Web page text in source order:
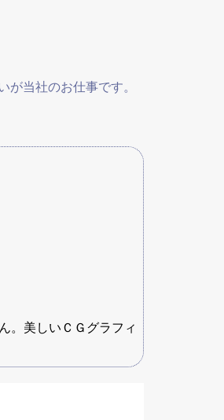
当社のお仕事です。
。美しいＣＧグラフィ